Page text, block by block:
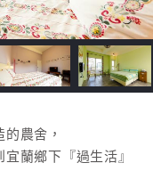
農舍，
蘭鄉下『過生活』